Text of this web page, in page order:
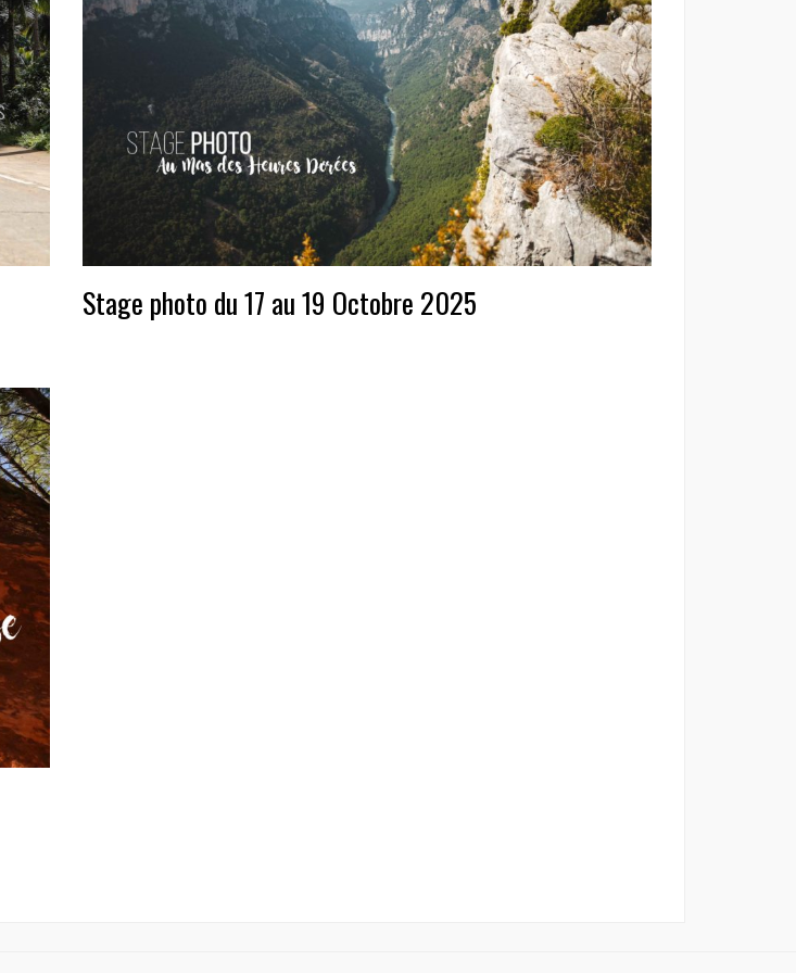
Stage photo du 17 au 19 Octobre 2025